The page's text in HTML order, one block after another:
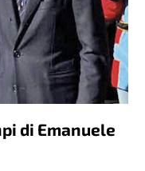
di Emanuele